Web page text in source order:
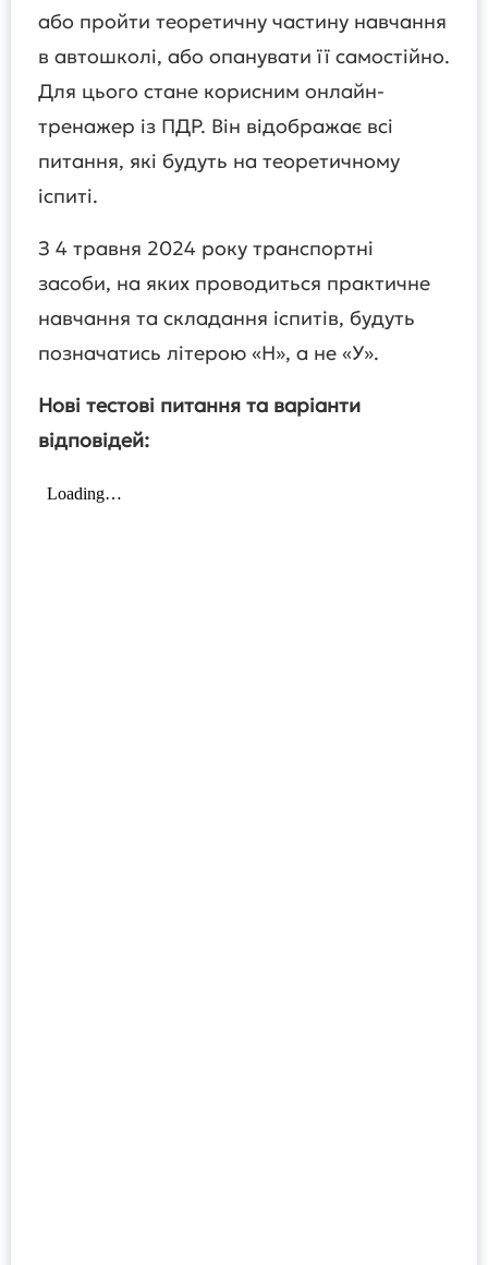
або пройти теоретичну частину навчання
в автошколі, або опанувати її самостійно.
Для цього стане корисним онлайн-
тренажер із ПДР. Він відображає всі
питання, які будуть на теоретичному
іспиті.
З 4 травня 2024 року транспортні
засоби, на яких проводиться практичне
навчання та складання іспитів, будуть
позначатись літерою «Н», а не «У».
Нові тестові питання та варіанти
відповідей: